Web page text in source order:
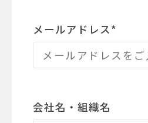
メールアドレス*
会社名・組織名